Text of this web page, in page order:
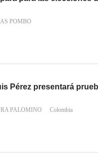
POMBO
Pérez presentará
PALOMINO Colombia